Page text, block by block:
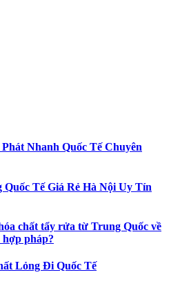
Nhanh Quốc Tế Chuyên
Tế Giá Rẻ Hà Nội Uy Tín
chất tẩy rửa từ Trung Quốc về
hợp pháp?
Lỏng Đi Quốc Tế